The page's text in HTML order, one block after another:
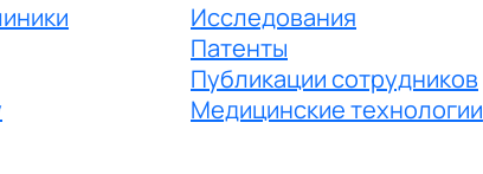
Исследования
Патенты
Публикации сотрудников
Медицинские технологии